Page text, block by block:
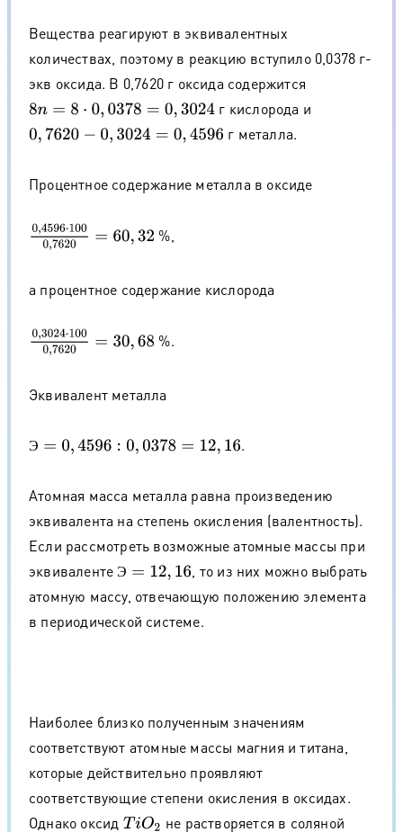
Вещества реагируют в эквивалентных
количествах, поэтому в реакцию вступило 0,0378 г-
экв оксида. В 0,7620 г оксида содержится
8n= 8⋅0 ,0378=0,3024
г кислорода и
0,7620−0 ,3024 =0,4596 г металла.
Процентное содержание металла в оксиде
0,4596⋅100 0,7620 =60 32
%,
а процентное содержание кислорода
0,3024⋅100 0,7620 =30 68
%.
Эквивалент металла
Э
Э =0, 4596:0,0378=12,16 .
Атомная масса металла равна произведению
эквивалента на степень окисления (валентность).
Если рассмотреть возможные атомные массы при
эквивалентеЭ
Э =12 ,16
, то из них можно выбрать
атомную массу, отвечающую положению элемента
в периодической системе.
Наиболее близко полученным значениям
соответствуют атомные массы магния и титана,
которые действительно проявляют
соответствующие степени окисления в оксидах.
Однако оксид TiO2 не растворяется в соляной